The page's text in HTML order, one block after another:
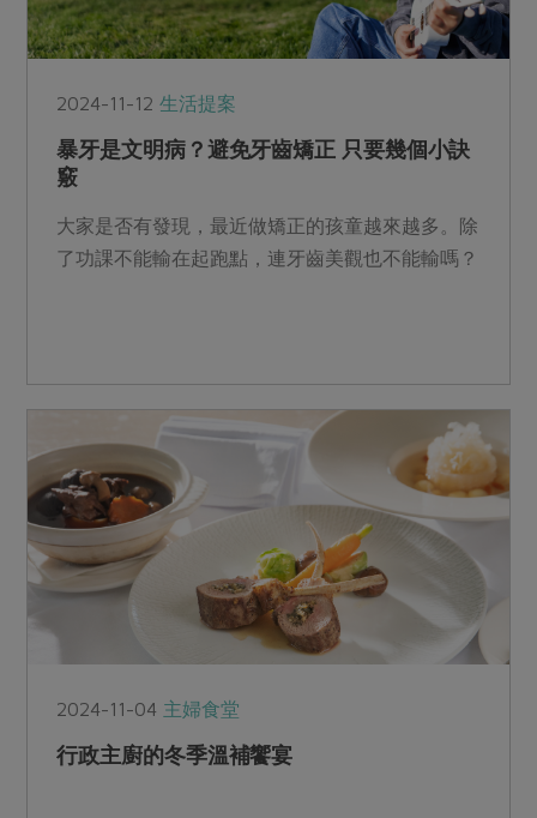
2024-11-12生活提案
暴牙是文明病？避免牙齒矯正 只要幾個小訣
竅
大家是否有發現，最近做矯正的孩童越來越多。除
了功課不能輸在起跑點，連牙齒美觀也不能輸嗎？
2024-11-04 主婦食堂
行政主廚的冬季溫補饗宴